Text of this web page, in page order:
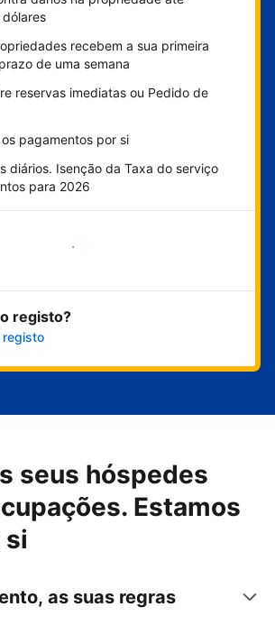
dólares
recebem a sua primeira
de uma semana
reservas imediatas ou Pedido de
pagamentos por si
diários. Isenção da Taxa do serviço
para 2026
Comece já
registo?
registo
seus hóspedes
Estamos
si
as suas regras